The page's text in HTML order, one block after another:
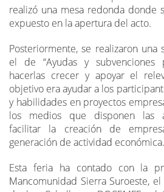
realizó una mesa redonda donde
expuesto en la apertura del acto.
Posteriormente, se realizaron
el de “Ayudas y subvenciones
hacerlas crecer y apoyar el
objetivo era ayudar a los
y habilidades en proyectos
los medios que disponen las
facilitar la creación de
generación de actividad económica.
Esta feria ha contado con la
Mancomunidad Sierra Suroeste,